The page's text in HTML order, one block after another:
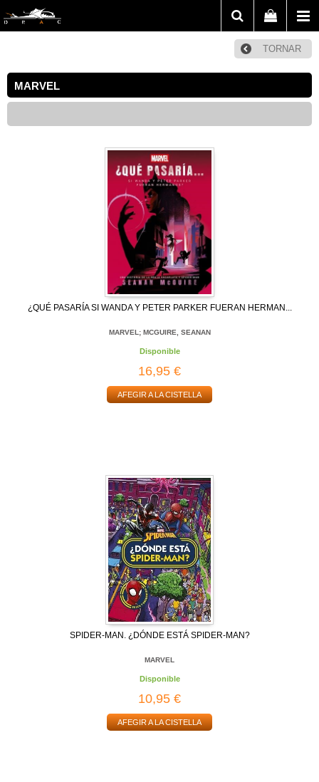
TORNAR
MARVEL
¿QUÉ PASARÍA SI WANDA Y PETER PARKER FUERAN HERMAN...
MARVEL; MCGUIRE, SEANAN
Disponible
16,95 €
AFEGIR A LA CISTELLA
SPIDER-MAN. ¿DÓNDE ESTÁ SPIDER-MAN?
MARVEL
Disponible
10,95 €
AFEGIR A LA CISTELLA